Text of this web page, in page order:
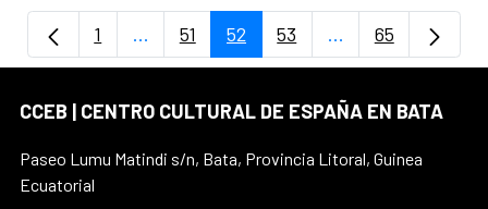
Página
1 ...Páginas intermedias Use TAB para
Página
51 Página
52 Página
53 ...PáginasPágina
65
CCEB | CENTRO CULTURAL DE ESPAÑA EN BATA
Paseo Lumu Matindi s/n, Bata, Provincia Litoral, Guinea
Ecuatorial